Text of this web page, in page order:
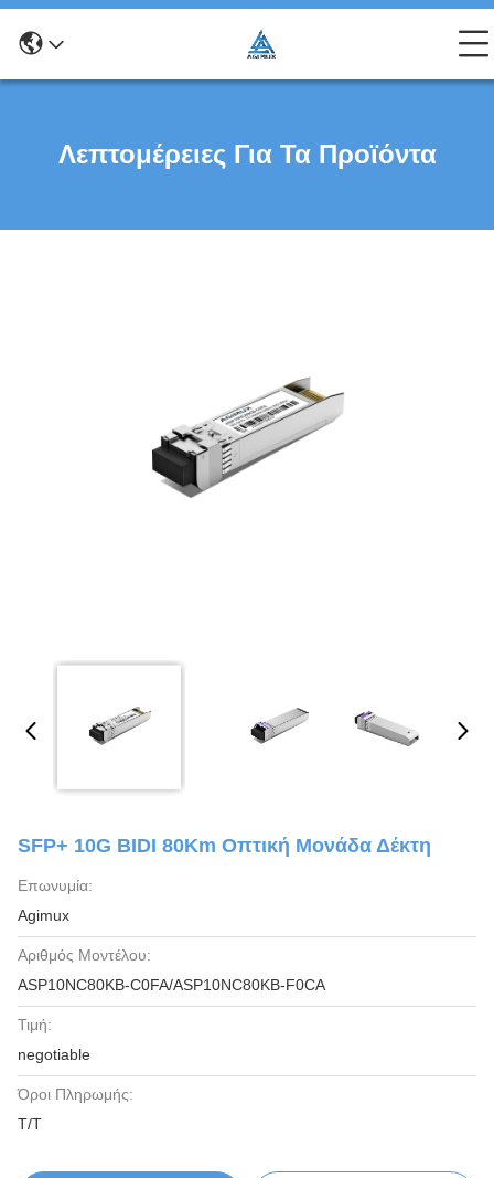
Λεπτομέρειες Για Τα Προϊόντα
SFP+ 10G BIDI 80Km Οπτική Μονάδα Δέκτη
Επωνυμία:
Agimux
Αριθμός Μοντέλου:
ASP10NC80KB-C0FA/ASP10NC80KB-F0CA
Τιμή:
negotiable
Όροι Πληρωμής:
Τ/Τ